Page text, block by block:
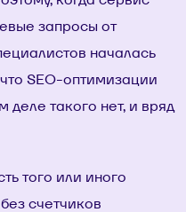
запросы от
началась
SEO-оптимизации
такого нет, и вряд
того или иного
счетчиков